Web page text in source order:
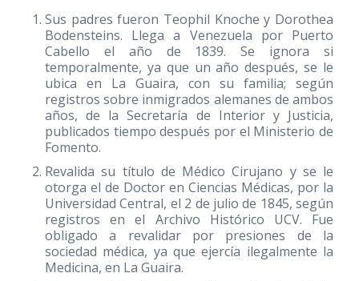
Sus padres fueron Teophil Knoche y Dorothea
Bodensteins. Llega a Venezuela por Puerto
Cabello el año de 1839. Se ignora si
temporalmente, ya que un año después, se le
ubica en La Guaira, con su familia; según
registros sobre inmigrados alemanes de ambos
años, de la Secretaría de Interior y Justicia,
publicados tiempo después por el Ministerio de
Fomento.
Revalida su título de Médico Cirujano y se le
otorga el de Doctor en Ciencias Médicas, por la
Universidad Central, el 2 de julio de 1845, según
registros en el Archivo Histórico UCV. Fue
obligado a revalidar por presiones de la
sociedad médica, ya que ejercía ilegalmente la
Medicina, en La Guaira.